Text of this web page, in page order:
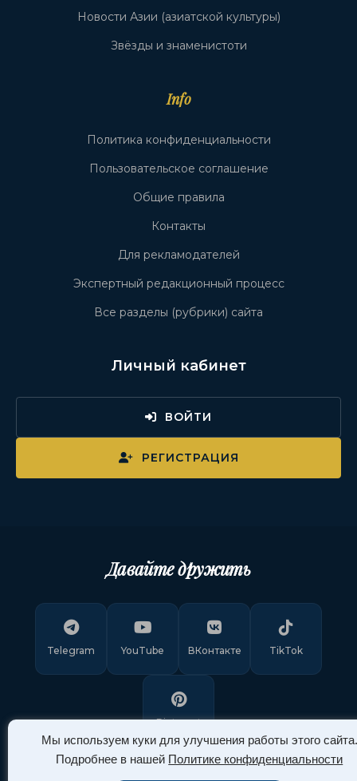
Мы используем куки для улучшения работы этого сайта.
Подробнее в нашей Политике конфиденциальности
Новости Азии (азиатской культуры)
Звёзды и знаменистоти
Info
Политика конфиденциальности
Пользовательское соглашение
Общие правила
Контакты
Для рекламодателей
Экспертный редакционный процесс
Все разделы (рубрики) сайта
Личный кабинет
ВОЙТИ
РЕГИСТРАЦИЯ
Давайте дружить
Telegram YouTube ВКонтакте TikTok
Pinterest